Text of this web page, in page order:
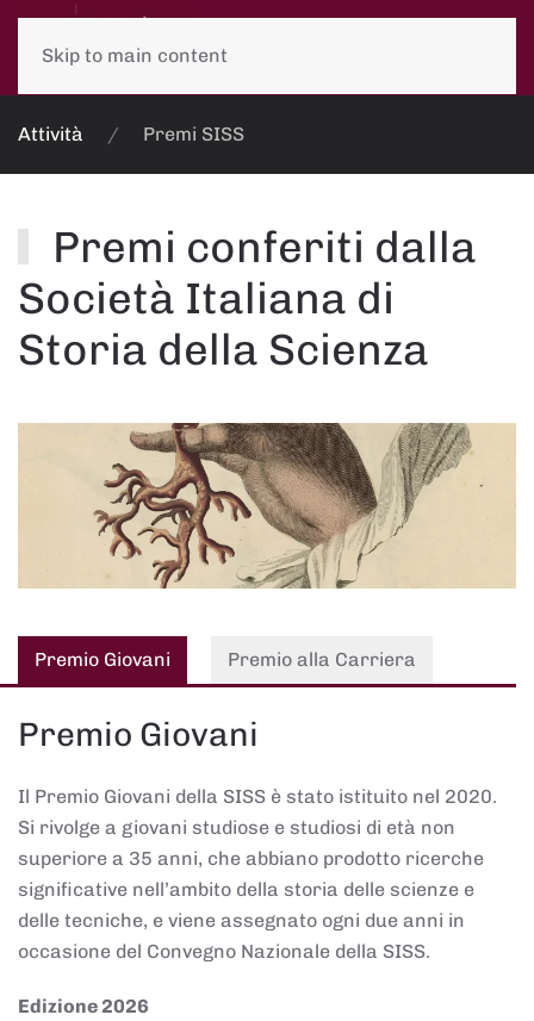
Skip to main content
Attività Premi SISS
Premi conferiti dalla
Società Italiana di
Storia della Scienza
Premio Giovani Premio alla Carriera
Premio Giovani
Il Premio Giovani della SISS è stato istituito nel 2020.
Si rivolge a giovani studiose e studiosi di età non
superiore a 35 anni, che abbiano prodotto ricerche
significative nell’ambito della storia delle scienze e
delle tecniche, e viene assegnato ogni due anni in
occasione del Convegno Nazionale della SISS.
Edizione 2026